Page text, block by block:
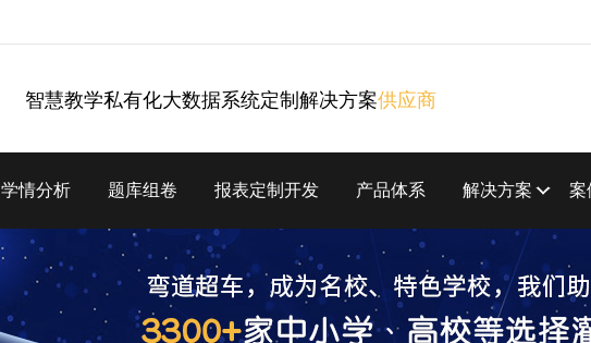
智慧教学私有化大数据系统定制解决方案供应商
学情分析 题库组卷 报表定制开发 产品体系 解决方案 案